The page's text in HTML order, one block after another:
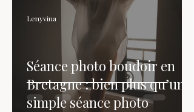
Séance photo boudoir en
Bretagne : bien plus qu’une
simple séance photo
Lenyvina